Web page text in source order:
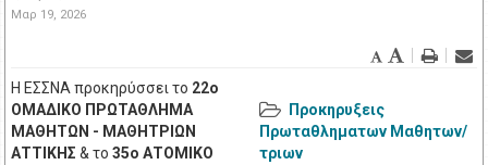
Μαρ 19, 2026
Προκηρυξεις
Πρωταθληματων Μαθητων/
τριων
Η ΕΣΣΝΑ προκηρύσσει το 22ο
ΟΜΑΔΙΚΟ ΠΡΩΤΑΘΛΗΜΑ
ΜΑΘΗΤΩΝ - ΜΑΘΗΤΡΙΩΝ
ΑΤΤΙΚΗΣ & το 35ο ΑΤΟΜΙΚΟ